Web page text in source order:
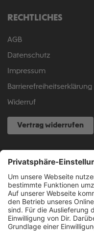
RECHTLICHES
AGB
Datenschutz
Impressum
Barrierefreiheitserklärung
Widerruf
Vertrag widerrufen
NOCH FRAGEN?
040 317 874 888
info@fcsp-shop.com